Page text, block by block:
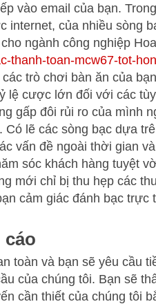
vào email của bạn.
internet, của nhiều sòng
ngành công nghiệp
thanh-toan-mcw67-tot-
trò chơi bàn ăn của
lệ cược lớn đối với các
gấp đôi rủi ro của mình
Có lẽ các sòng bạc dựa
vấn đề ngoài thời gian
sóc khách hàng tuyệt
mới chỉ bị thu hẹp các
cảm giác đánh bạc trực
cáo
toàn và bạn sẽ yêu cầu
của chúng tôi. Bạn sẽ
cần thiết của chúng tôi